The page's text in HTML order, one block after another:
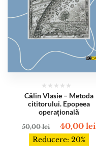
Călin Vlasie – Metoda
cititorului. Epopeea
operațională
50,00lei 40,00lei
Reducere: 20%